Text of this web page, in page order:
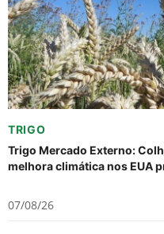
TRIGO
Trigo Mercado Externo:
melhora climática nos EUA
07/08/26